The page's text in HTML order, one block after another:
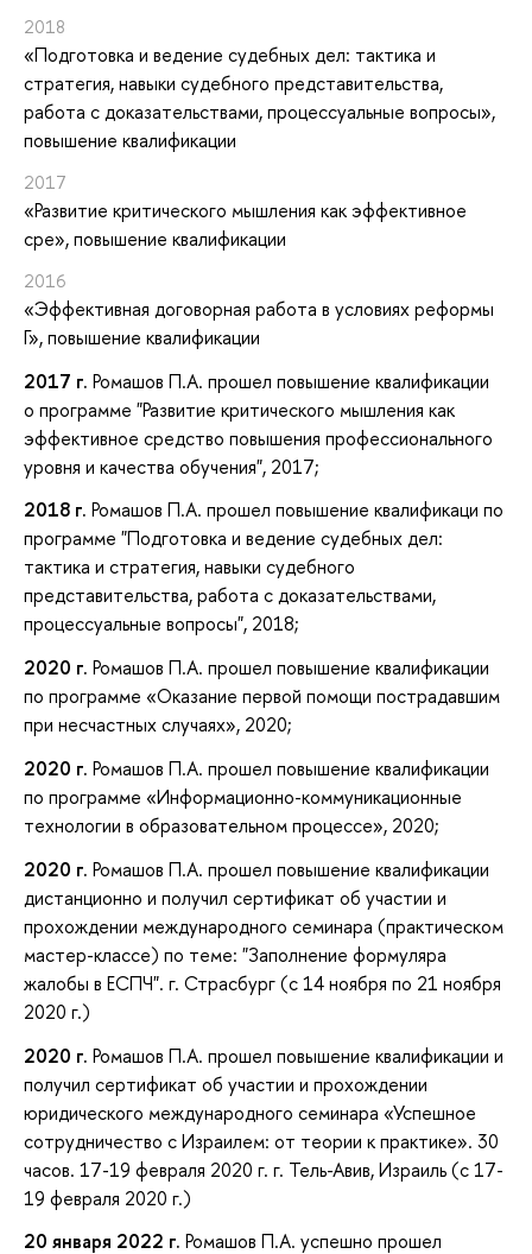
2018
«Подготовка и ведение судебных дел: тактика и
стратегия, навыки судебного представительства,
работа с доказательствами, процессуальные вопросы»,
повышение квалификации
2017
«Развитие критического мышления как эффективное
сре», повышение квалификации
2016
«Эффективная договорная работа в условиях реформы
Г», повышение квалификации
2017 г. Ромашов П.А. прошел повышение квалификации
о программе "Развитие критического мышления как
эффективное средство повышения профессионального
уровня и качества обучения", 2017;
2018 г. Ромашов П.А. прошел повышение квалификаци по
программе "Подготовка и ведение судебных дел:
тактика и стратегия, навыки судебного
представительства, работа с доказательствами,
процессуальные вопросы", 2018;
2020 г. Ромашов П.А. прошел повышение квалификации
по программе «Оказание первой помощи пострадавшим
при несчастных случаях», 2020;
2020 г. Ромашов П.А. прошел повышение квалификации
по программе «Информационно-коммуникационные
технологии в образовательном процессе», 2020;
2020 г. Ромашов П.А. прошел повышение квалификации
дистанционно и получил сертификат об участии и
прохождении международного семинара (практическом
мастер-классе) по теме: "Заполнение формуляра
жалобы в ЕСПЧ". г. Страсбург (с 14 ноября по 21 ноября
2020 г.)
2020 г. Ромашов П.А. прошел повышение квалификации и
получил сертификат об участии и прохождении
юридического международного семинара «Успешное
сотрудничество с Израилем: от теории к практике». 30
часов. 17-19 февраля 2020 г. г. Тель-Авив, Израиль (с 17-
19 февраля 2020 г.)
20 января 2022 г. Ромашов П.А. успешно прошел